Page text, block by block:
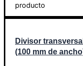
producto
Divisor
(100 mm de